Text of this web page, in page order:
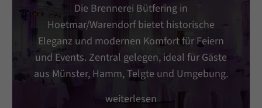
Die Brennerei Bütfering in
Hoetmar/Warendorf bietet historische
Eleganz und modernen Komfort für Feiern
und Events. Zentral gelegen, ideal für Gäste
aus Münster, Hamm, Telgte und Umgebung.
weiterlesen